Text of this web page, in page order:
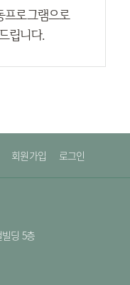
프로그램으로
립니다.
회원가입 로그인
딩 5층